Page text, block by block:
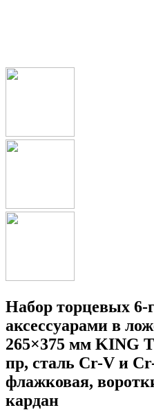
Набор торцевых 6-
аксессуарами в
265×375 мм KING
пр, сталь Cr-V и
флажковая,
кардан